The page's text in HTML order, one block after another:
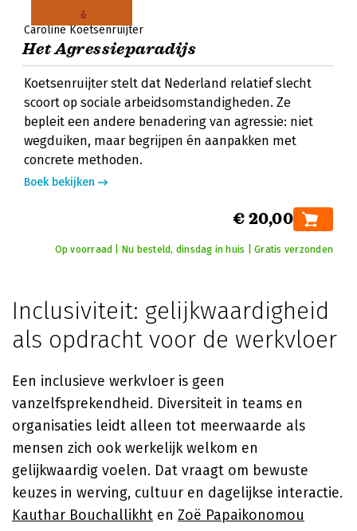
Caroline Koetsenruijter
Het Agressieparadijs
Koetsenruijter stelt dat Nederland relatief slecht
scoort op sociale arbeidsomstandigheden. Ze
bepleit een andere benadering van agressie: niet
wegduiken, maar begrijpen én aanpakken met
concrete methoden.
Boek bekijken
€ 20,00
Op voorraad | Nu besteld, dinsdag in huis | Gratis verzonden
Inclusiviteit: gelijkwaardigheid
als opdracht voor de werkvloer
Een inclusieve werkvloer is geen
vanzelfsprekendheid. Diversiteit in teams en
organisaties leidt alleen tot meerwaarde als
mensen zich ook werkelijk welkom en
gelijkwaardig voelen. Dat vraagt om bewuste
keuzes in werving, cultuur en dagelijkse interactie.
Kauthar Bouchallikht en Zoë Papaikonomou